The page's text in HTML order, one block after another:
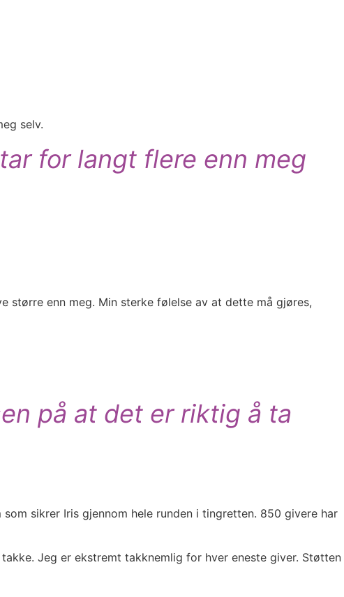
selv.
for langt flere enn meg
større enn meg. Min sterke følelse av at dette må gjøres,
på at det er riktig å ta
sikrer Iris gjennom hele runden i tingretten. 850 givere har
Jeg er ekstremt takknemlig for hver eneste giver. Støtten